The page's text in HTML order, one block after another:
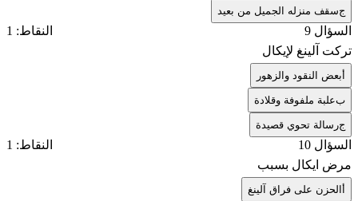
جسقف منزله الجميل من بعيد
السؤال 9
النقاط: 1
تركت آلينغ لإيكال
بعض النقود والزهور
بعلبة ملفوفة وقلادة
جرسالة تحوي قصيدة
السؤال 10
النقاط: 1
مرض ايكال بسبب
الحزن على فراق آلينغ